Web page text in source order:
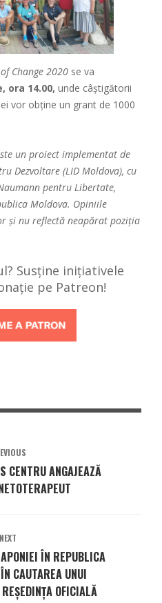
Change 2020 se va
ora 14.00, unde câștigătorii
vor obține un grant de 1000
un proiect implementat de
Dezvoltare (LID Moldova), cu
pentru Libertate,
Moldova. Opiniile
și nu reflectă neapărat poziția
Susține inițiativele
pe Patreon!
CENTRU ANGAJEAZĂ
NEXT
ÎN REPUBLICA
CAUTAREA UNUI
OFICIALĂ